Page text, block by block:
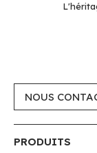
NOUS
PRODUITS